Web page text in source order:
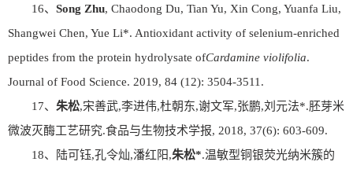
16、 Song Zhu, Chaodong Du, Tian Yu, Xin Cong, Yuanfa Liu,
Shangwei Chen, Yue Li*. Antioxidant activity of selenium-enriched
peptides from the protein hydrolysate ofCardamine violifolia.
Journal of Food Science. 2019, 84 (12): 3504-3511.
17、 朱松,宋善武,李进伟,杜朝东,谢文军,张鹏,刘元法*.胚芽米
微波灭酶工艺研究.食品与生物技术学报, 2018, 37(6): 603-609.
18、陆可钰,孔令灿,潘红阳,朱松*.温敏型铜银荧光纳米簇的